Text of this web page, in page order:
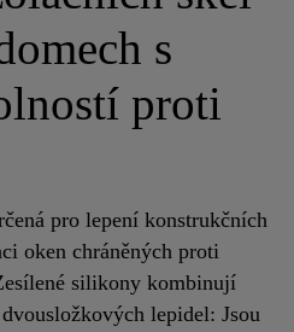
s
proti
pro lepení konstrukčních
oken chráněných proti
silikony kombinují
lepidel: Jsou